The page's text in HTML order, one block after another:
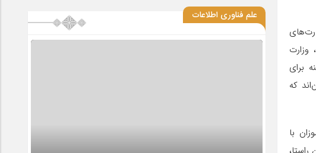
وزارت
برای
که
با
علم فناوری اطلاعات